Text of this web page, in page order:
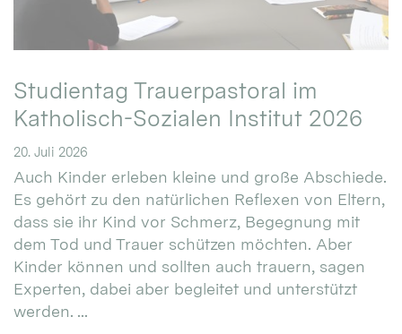
Studientag Trauerpastoral im
Katholisch-Sozialen Institut 2026
20. Juli 2026
Auch Kinder erleben kleine und große Abschiede.
Es gehört zu den natürlichen Reflexen von Eltern,
dass sie ihr Kind vor Schmerz, Begegnung mit
dem Tod und Trauer schützen möchten. Aber
Kinder können und sollten auch trauern, sagen
Experten, dabei aber begleitet und unterstützt
werden. ...